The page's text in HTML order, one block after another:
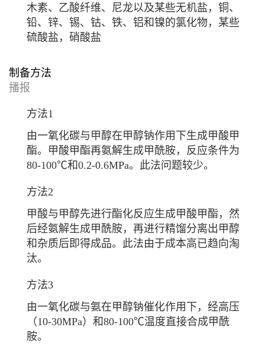
木素、乙酸纤维、尼龙以及某些无机盐，铜、
铅、锌、锡、钴、铁、铝和镍的氯化物，某些
硫酸盐，硝酸盐
制备方法
播报
方法1
由一氧化碳与 甲醇在甲醇钠作用下生成甲酸甲
酯。甲酸甲酯再氨解生成甲酰胺，反应条件为
80-100℃和0.2-0.6MPa。此法问题较少。
方法2
甲酸与甲醇先进行酯化反应生成甲酸甲酯，然
后经氨解生成甲酰胺，再进行精馏分离出甲醇
和杂质后即得成品。此法由于成本高已趋向淘
汰。
方法3
由一氧化碳与氨在甲醇钠催化作用下，经高压
（10-30MPa）和80-100℃温度直接合成甲酰
胺。